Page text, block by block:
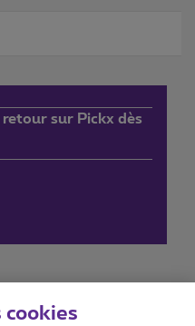
sur Pickx dès
cookies